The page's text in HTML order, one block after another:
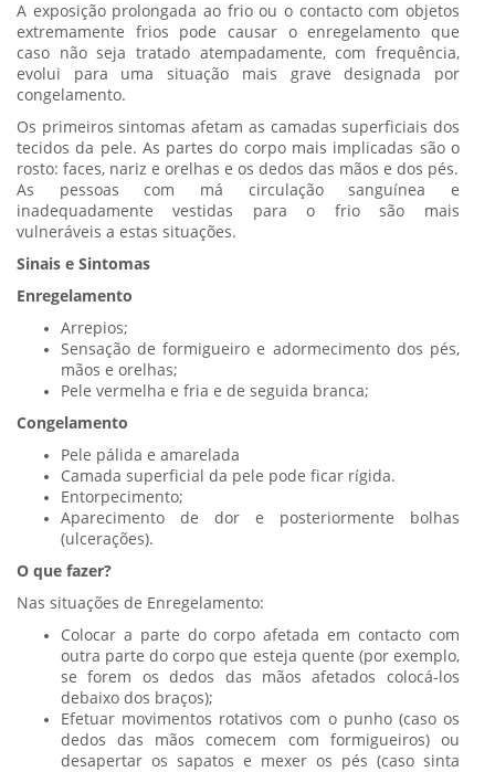
A exposição prolongada ao frio ou o contacto com objetos
extremamente frios pode causar o enregelamento que
caso não seja tratado atempadamente, com frequência,
evolui para uma situação mais grave designada por
congelamento.
Os primeiros sintomas afetam as camadas superficiais dos
tecidos da pele. As partes do corpo mais implicadas são o
rosto: faces, nariz e orelhas e os dedos das mãos e dos pés.
As pessoas com má circulação sanguínea e
inadequadamente vestidas para o frio são mais
vulneráveis a estas situações.
Sinais e Sintomas
Enregelamento
Arrepios;
Sensação de formigueiro e adormecimento dos pés,
mãos e orelhas;
Pele vermelha e fria e de seguida branca;
Congelamento
Pele pálida e amarelada
Camada superficial da pele pode ficar rígida.
Entorpecimento;
Aparecimento de dor e posteriormente bolhas
(ulcerações).
O que fazer?
Nas situações de Enregelamento:
Colocar a parte do corpo afetada em contacto com
outra parte do corpo que esteja quente (por exemplo,
se forem os dedos das mãos afetados colocá-los
debaixo dos braços);
Efetuar movimentos rotativos com o punho (caso os
dedos das mãos comecem com formigueiros) ou
desapertar os sapatos e mexer os pés (caso sinta